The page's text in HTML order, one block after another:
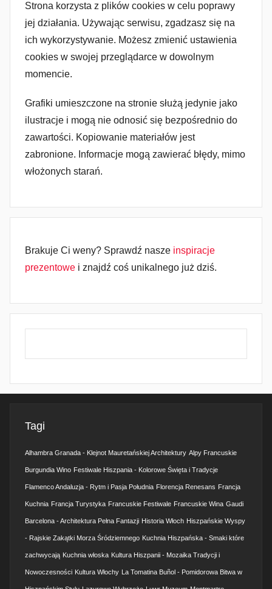
Strona korzysta z plików cookies w celu poprawy
jej działania. Używając serwisu, zgadzasz się na
ich wykorzystywanie. Możesz zmienić ustawienia
cookies w swojej przeglądarce w dowolnym
momencie.
Grafiki umieszczone na stronie służą jedynie jako
ilustracje i mogą nie odnosić się bezpośrednio do
zawartości. Kopiowanie materiałów jest
zabronione. Informacje mogą zawierać błędy, mimo
włożonych starań.
Brakuje Ci weny? Sprawdź nasze inspiracje
prezentowe i znajdź coś unikalnego już dziś.
Tagi
Alhambra Granada - Klejnot Mauretańskiej Architektury Alpy Francuskie
Burgundia Wino Festiwale Hiszpania - Kolorowe Święta i Tradycje
Flamenco Andaluzja - Rytm i Pasja Południa Florencja Renesans Francja
Kuchnia Francja Turystyka Francuskie Festiwale Francuskie Wina Gaudi
Barcelona - Architektura Pełna Fantazji Historia Włoch Hiszpańskie Wyspy
- Rajskie Zakątki Morza Śródziemnego Kuchnia Hiszpańska - Smaki które
zachwycają Kuchnia włoska Kultura Hiszpanii - Mozaika Tradycji i
Nowoczesności Kultura Włochy La Tomatina Buñol - Pomidorowa Bitwa w